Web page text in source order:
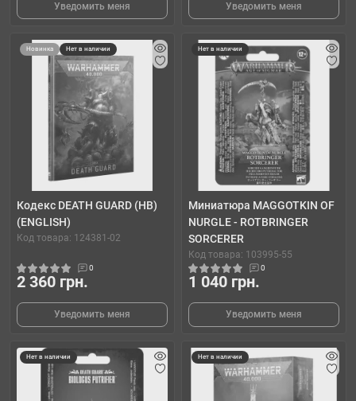
Уведомить меня Уведомить меня
Новинка Нет в наличии
Кодекс DEATH GUARD (HB)
(ENGLISH)
Код товара: 124381-02
0
2 360 грн.
Уведомить меня
Нет в наличии
Миниатюра MAGGOTKIN OF
NURGLE - ROTBRINGER
SORCERER
Код товара: 103995-55
0
1 040 грн.
Уведомить меня
Нет в наличии Нет в наличии